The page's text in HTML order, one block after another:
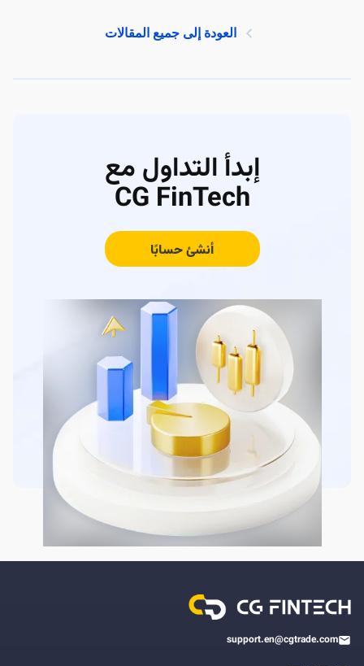
العودة إلى جميع المقالات
إبدأ التداول مع
CG FinTech
أنشئ حسابًا
support.en@cgtrade.com